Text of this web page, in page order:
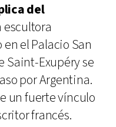
del
escultora
el Palacio San
Saint-Exupéry se
por Argentina.
un fuerte vínculo
francés.